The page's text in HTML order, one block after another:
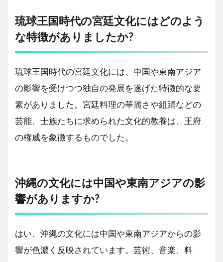
琉球王国時代の宮廷文化にはどのよう
な特徴がありましたか?
琉球王国時代の宮廷文化には、中国や東南アジア
の影響を受けつつ独自の発展を遂げた特徴的な要
素がありました。宮廷料理の華麗さや組踊などの
芸能、士族たちに求められた文化的教養は、王府
の権威を象徴するものでした。
沖縄の文化には中国や東南アジアの影
響がありますか?
はい、沖縄の文化には中国や東南アジアからの影
響が色濃く反映されています。芸術、音楽、料